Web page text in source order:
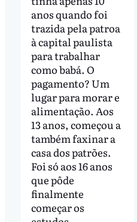
anos quando foi
trazida pela patroa
à capital paulista
para trabalhar
como babá. O
pagamento? Um
lugar para morar e
alimentação. Aos
13 anos, começou a
também faxinar a
casa dos patrões.
Foi só aos 16 anos
que pôde
finalmente
começar os